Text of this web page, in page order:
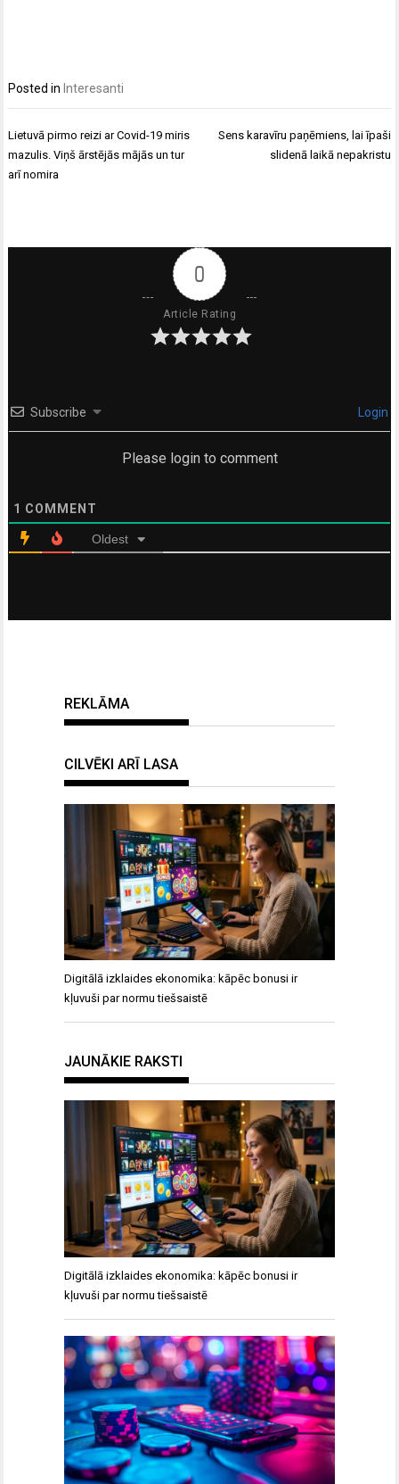
Posted inInteresanti
Ziņu
izvēlne
Lietuvā pirmo reizi ar Covid-19 miris
mazulis. Viņš ārstējās mājās un tur
arī nomira
Sens karavīru paņēmiens, lai īpaši
slidenā laikā nepakristu
0
Article Rating
Subscribe Login
Please login to comment
1 COMMENT
Oldest
REKLĀMA
CILVĒKI ARĪ LASA
Digitālā izklaides ekonomika: kāpēc bonusi ir
kļuvuši par normu tiešsaistē
JAUNĀKIE RAKSTI
Digitālā izklaides ekonomika: kāpēc bonusi ir
kļuvuši par normu tiešsaistē